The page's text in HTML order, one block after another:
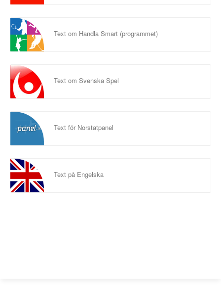
Text om Handla Smart (programmet)
Text om Svenska Spel
Text för Norstatpanel
Text på Engelska